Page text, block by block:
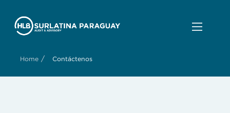
Home / Contáctenos